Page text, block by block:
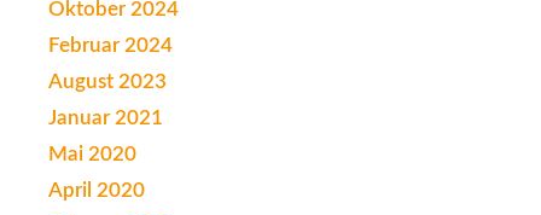
Oktober 2024
Februar 2024
August 2023
Januar 2021
Mai 2020
April 2020